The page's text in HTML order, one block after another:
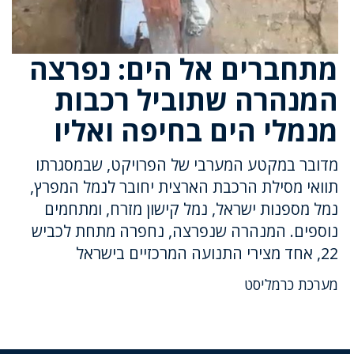
מתחברים אל הים: נפרצה
המנהרה שתוביל רכבות
מנמלי הים בחיפה ואליו
מדובר במקטע המערבי של הפרויקט, שבמסגרתו
תוואי מסילת הרכבת הארצית יחובר לנמל המפרץ,
נמל מספנות ישראל, נמל קישון מזרח, ומתחמים
נוספים. המנהרה שנפרצה, נחפרה מתחת לכביש
22, אחד מצירי התנועה המרכזיים בישראל
מערכת כרמליסט